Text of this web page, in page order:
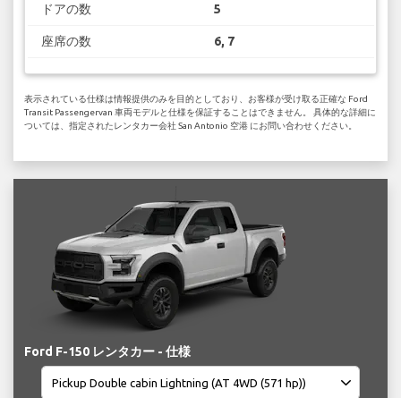
ドアの数 5
座席の数 6, 7
表示されている仕様は情報提供のみを目的としており、お客様が受け取る正確な Ford
Transit Passengervan 車両モデルと仕様を保証することはできません。 具体的な詳細に
ついては、指定されたレンタカー会社 San Antonio 空港 にお問い合わせください。
Ford F-150 レンタカー - 仕様